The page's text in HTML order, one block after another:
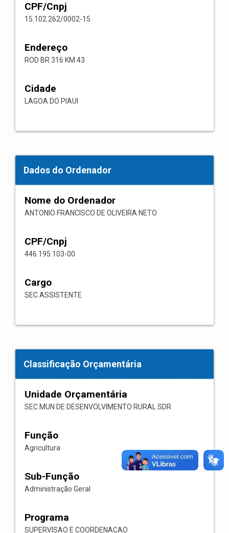
CPF/Cnpj
15.102.262/0002-15
Endereço
ROD BR 316 KM 43
Cidade
LAGOA DO PIAUI
Dados do Ordenador
Nome do Ordenador
ANTONIO FRANCISCO DE OLIVEIRA NETO
CPF/Cnpj
446.195.103-00
Cargo
SEC ASSISTENTE
Classificação Orçamentária
Unidade Orçamentária
SEC MUN DE DESENVOLVIMENTO RURAL SDR
Função
Agricultura
Sub-Função
Administração Geral
Programa
SUPERVISAO E COORDENACAO